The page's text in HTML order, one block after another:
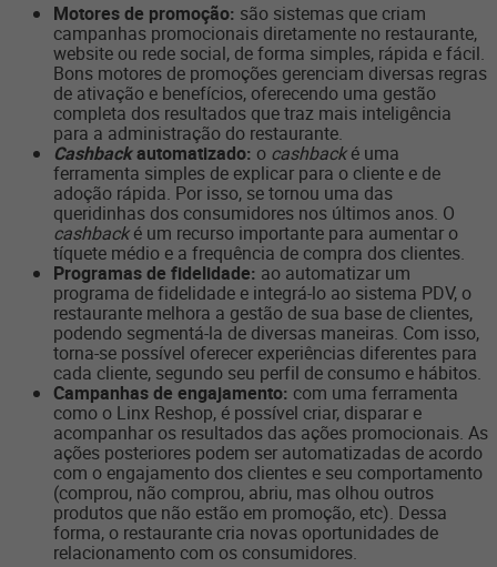
Motores de promoção: são sistemas que criam
campanhas promocionais diretamente no restaurante,
website ou rede social, de forma simples, rápida e fácil.
Bons motores de promoções gerenciam diversas regras
de ativação e benefícios, oferecendo uma gestão
completa dos resultados que traz mais inteligência
para a administração do restaurante.
Cashbackautomatizado: o cashbacké uma
ferramenta simples de explicar para o cliente e de
adoção rápida. Por isso, se tornou uma das
queridinhas dos consumidores nos últimos anos. O
cashbacké um recurso importante para aumentar o
tíquete médio e a frequência de compra dos clientes.
Programas de fidelidade: ao automatizar um
programa de fidelidade e integrá-lo ao sistema PDV, o
restaurante melhora a gestão de sua base de clientes,
podendo segmentá-la de diversas maneiras. Com isso,
torna-se possível oferecer experiências diferentes para
cada cliente, segundo seu perfil de consumo e hábitos.
Campanhas de engajamento: com uma ferramenta
como o Linx Reshop, é possível criar, disparar e
acompanhar os resultados das ações promocionais. As
ações posteriores podem ser automatizadas de acordo
com o engajamento dos clientes e seu comportamento
(comprou, não comprou, abriu, mas olhou outros
produtos que não estão em promoção, etc). Dessa
forma, o restaurante cria novas oportunidades de
relacionamento com os consumidores.